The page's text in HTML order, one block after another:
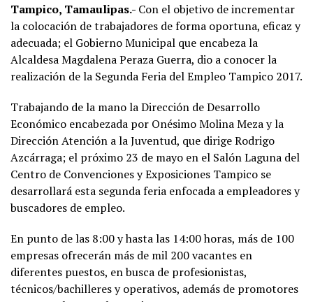
Tampico, Tamaulipas.- Con el objetivo de incrementar
la colocación de trabajadores de forma oportuna, eficaz y
adecuada; el Gobierno Municipal que encabeza la
Alcaldesa Magdalena Peraza Guerra, dio a conocer la
realización de la Segunda Feria del Empleo Tampico 2017.
Trabajando de la mano la Dirección de Desarrollo
Económico encabezada por Onésimo Molina Meza y la
Dirección Atención a la Juventud, que dirige Rodrigo
Azcárraga; el próximo 23 de mayo en el Salón Laguna del
Centro de Convenciones y Exposiciones Tampico se
desarrollará esta segunda feria enfocada a empleadores y
buscadores de empleo.
En punto de las 8:00 y hasta las 14:00 horas, más de 100
empresas ofrecerán más de mil 200 vacantes en
diferentes puestos, en busca de profesionistas,
técnicos/bachilleres y operativos, además de promotores